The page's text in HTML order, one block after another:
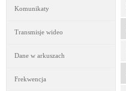
Komunikaty
Transmisje wideo
Dane w arkuszach
Frekwencja